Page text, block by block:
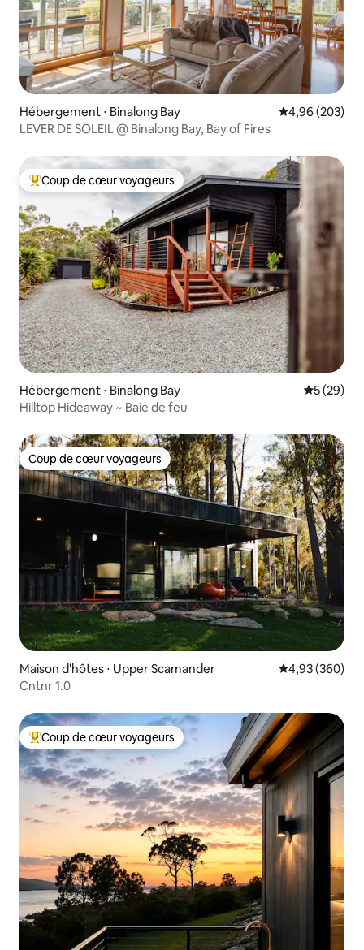
Hébergement ⋅ Binalong Bay Évaluation
4,96 (203)
LEVER DE SOLEIL @ Binalong Bay, Bay of Fires
Coups de cœur voyageurs les plus appréciés
Coup de cœur voyageurs
Hébergement ⋅ Binalong Bay
5 (29)
Hilltop Hideaway ~ Baie de feu
Coup de cœur voyageurs
Coup de cœur voyageurs
Maison d'hôtes ⋅ Upper Scamander Évaluation
4,93 (360)
Cntnr 1.0
Coups de cœur voyageurs les plus appréciés
Coup de cœur voyageurs